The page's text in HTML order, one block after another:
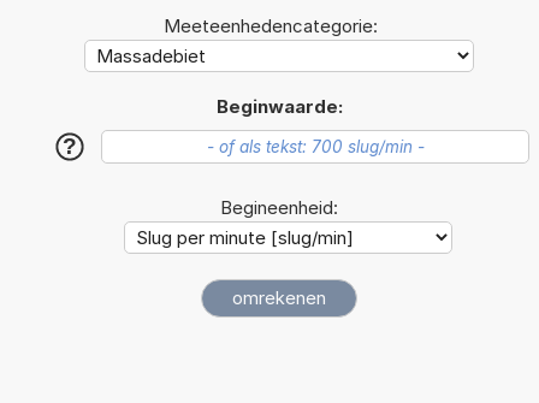
Meeteenhedencategorie:
Beginwaarde:
?
Begineenheid: